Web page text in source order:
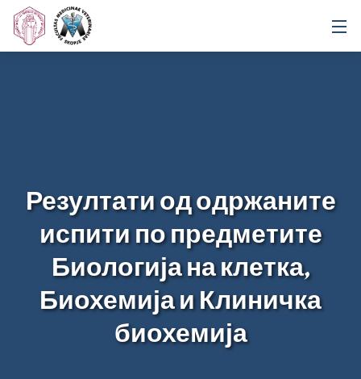
Резултати од одржаните
испити по предметите
Биологија на клетка,
Биохемија и Клиничка
биохемија